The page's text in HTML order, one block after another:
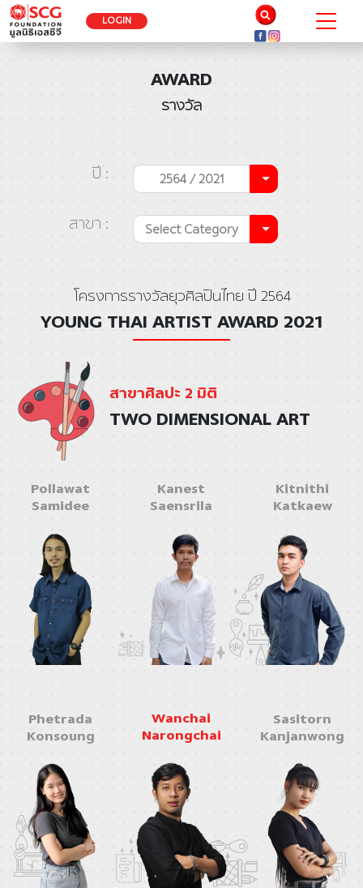
LOGIN
AWARD
รางวัล
ปี : 2564 / 2021
สาขา : Select Category
โครงการรางวัลยุวศิลปินไทย ปี 2564
YOUNG THAI ARTIST AWARD 2021
สาขาศิลปะ 2 มิติ
TWO DIMENSIONAL ART
Pollawat
Samidee
Kanest
Saensrila
Kitnithi
Katkaew
Phetrada
Konsoung
Wanchai
Narongchai
Sasitorn
Kanjanwong